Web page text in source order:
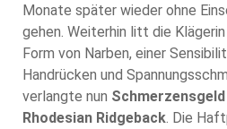
Monate später wieder ohne
gehen. Weiterhin litt die
Form von Narben, einer
Handrücken und
verlangte nun Schmerzensgeld
Rhodesian Ridgeback . Die